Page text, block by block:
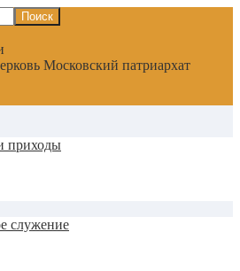
Московский патриархат
приходы
служение